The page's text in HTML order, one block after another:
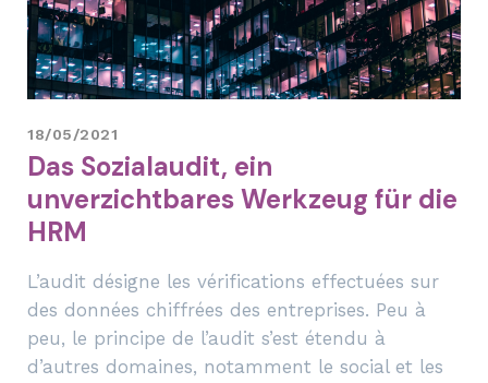
18/05/2021
Das Sozialaudit, ein
unverzichtbares Werkzeug für die
HRM
L’audit désigne les vérifications effectuées sur
des données chiffrées des entreprises. Peu à
peu, le principe de l’audit s’est étendu à
d’autres domaines, notamment le social et les